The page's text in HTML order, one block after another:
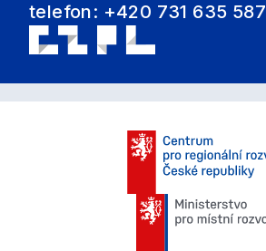
telefon: +420 731 635 587